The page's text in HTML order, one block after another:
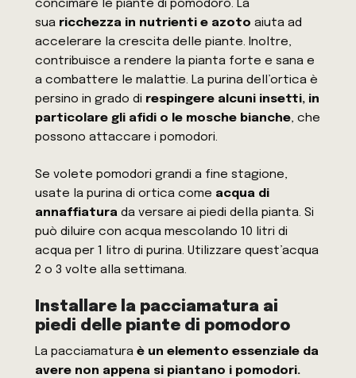
concimare le piante di pomodoro. La
sua ricchezza in nutrienti e azoto aiuta ad
accelerare la crescita delle piante. Inoltre,
contribuisce a rendere la pianta forte e sana e
a combattere le malattie. La purina dell’ortica è
persino in grado di respingere alcuni insetti, in
particolare gli afidi o le mosche bianche, che
possono attaccare i pomodori.
Se volete pomodori grandi a fine stagione,
usate la purina di ortica come acqua di
annaffiatura da versare ai piedi della pianta. Si
può diluire con acqua mescolando 10 litri di
acqua per 1 litro di purina. Utilizzare quest’acqua
2 o 3 volte alla settimana.
Installare la pacciamatura ai
piedi delle piante di pomodoro
La pacciamatura è un elemento essenziale da
avere non appena si piantano i pomodori.